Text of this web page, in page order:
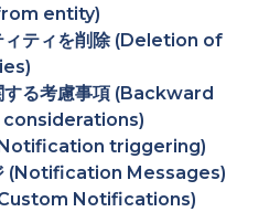
entity)
ィティを削除 (Deletion of
する考慮事項 (Backward
triggering)
(Notification Messages)
Notifications)